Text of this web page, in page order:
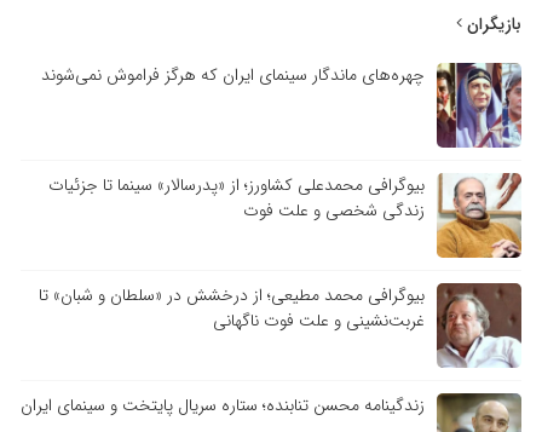
بازیگران
چهره‌های ماندگار سینمای ایران که هرگز فراموش نمی‌شوند
بیوگرافی محمدعلی کشاورز؛ از «پدرسالار» سینما تا جزئیات
زندگی شخصی و علت فوت
بیوگرافی محمد مطیعی؛ از درخشش در «سلطان و شبان» تا
غربت‌نشینی و علت فوت ناگهانی
زندگینامه محسن تنابنده؛ ستاره سریال پایتخت و سینمای ایران